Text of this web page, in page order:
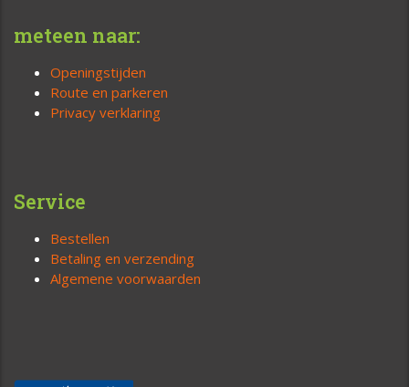
meteen naar:
Openingstijden
Route en parkeren
Privacy verklaring
Service
Bestellen
Betaling en verzending
Algemene voorwaarden